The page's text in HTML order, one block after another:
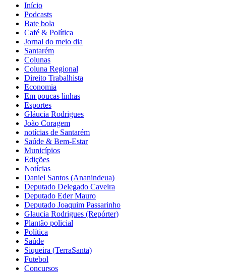
Início
Podcasts
Bate bola
Café & Política
Jornal do meio dia
Santarém
Colunas
Coluna Regional
Direito Trabalhista
Economia
Em poucas linhas
Esportes
Gláucia Rodrigues
João Coragem
notícias de Santarém
Saúde & Bem-Estar
Municípios
Edições
Notícias
Daniel Santos (Ananindeua)
Deputado Delegado Caveira
Deputado Eder Mauro
Deputado Joaquim Passarinho
Glaucia Rodrigues (Repórter)
Plantão policial
Política
Saúde
Siqueira (TerraSanta)
Futebol
Concursos